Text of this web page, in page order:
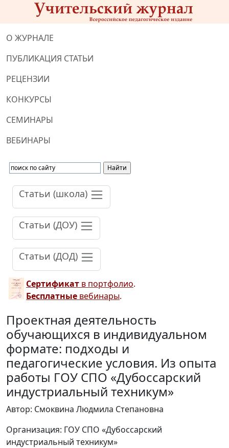
О ЖУРНАЛЕ
ПУБЛИКАЦИЯ СТАТЬИ
РЕЦЕНЗИИ
КОНКУРСЫ
СЕМИНАРЫ
ВЕБИНАРЫ
Статьи (школа)
Статьи (ДОУ)
Статьи (ДОД)
Сертификат в портфолио.
Бесплатные вебинары.
Проектная деятельность
обучающихся в индивидуальном
формате: подходы и
педагогические условия. Из опыта
работы ГОУ СПО «Дубоссарский
индустриальный техникум»
Автор: Смоквина Людмила Степановна
Организация: ГОУ СПО «Дубоссарский
индустриальный техникум»